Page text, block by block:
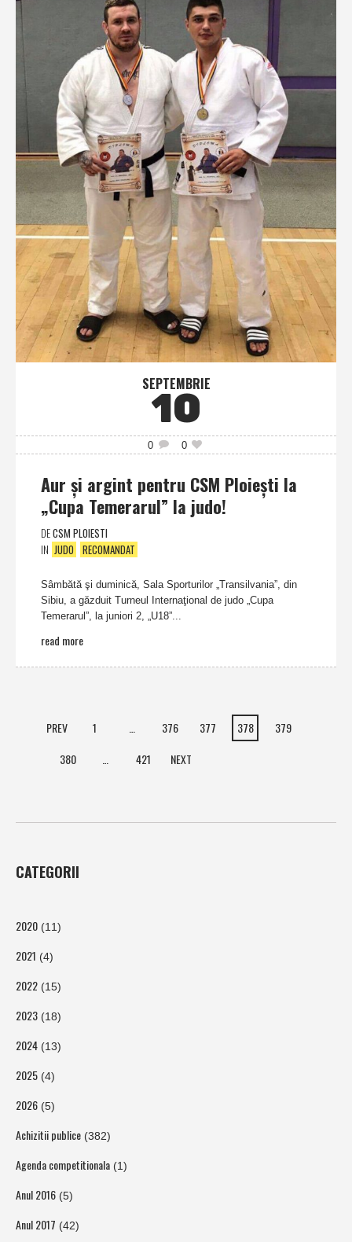
SEPTEMBRIE
10
0 0
Aur şi argint pentru CSM Ploieşti la
„Cupa Temerarul” la judo!
DECSM PLOIESTI
IN JUDO RECOMANDAT
Sâmbătă şi duminică, Sala Sporturilor „Transilvania”, din
Sibiu, a găzduit Turneul Internaţional de judo „Cupa
Temerarul”, la juniori 2, „U18”...
read more
PREV 1 376 377 378
379
380
421 NEXT
CATEGORII
2020 (11)
2021 (4)
2022 (15)
2023 (18)
2024 (13)
2025 (4)
2026 (5)
Achizitii publice (382)
Agenda competitionala (1)
Anul 2016 (5)
Anul 2017 (42)